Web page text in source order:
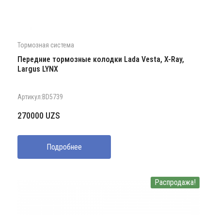
Тормозная система
Передние тормозные колодки Lada Vesta, X-Ray,
Largus LYNX
Артикул:BD5739
270000 UZS
Подробнее
Распродажа!